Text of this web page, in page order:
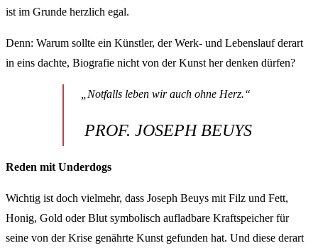
ist im Grunde herzlich egal.
Denn: Warum sollte ein Künstler, der Werk- und Lebenslauf derart
in eins dachte, Biografie nicht von der Kunst her denken dürfen?
„Notfalls leben wir auch ohne Herz.“
PROF. JOSEPH BEUYS
Reden mit Underdogs
Wichtig ist doch vielmehr, dass Joseph Beuys mit Filz und Fett,
Honig, Gold oder Blut symbolisch aufladbare Kraftspeicher für
seine von der Krise genährte Kunst gefunden hat. Und diese derart